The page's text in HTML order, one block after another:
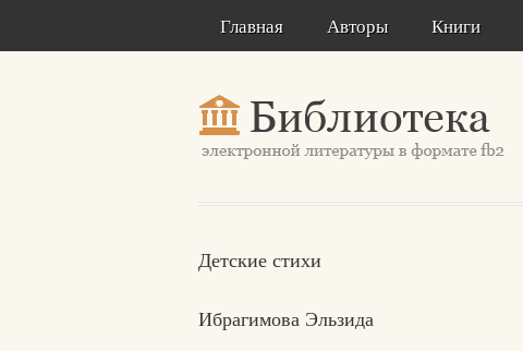
Главная Авторы Книги
Детские стихи
Ибрагимова Эльзида